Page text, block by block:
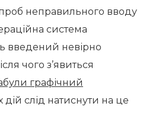
неправильного вводу
система
введений невірно
чого з’явиться
графічний
слід натиснути на це